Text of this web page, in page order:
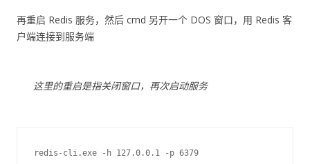
再重启 Redis 服务，然后 cmd 另开一个 DOS 窗口，用 Redis 客
户端连接到服务端
这里的重启是指关闭窗口，再次启动服务
redis-cli.exe -h 127.0.0.1 -p 6379